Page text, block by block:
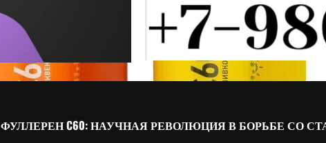
ФУЛЛЕРЕН C60: НАУЧНАЯ РЕВОЛЮЦИЯ В БОРЬБЕ СО